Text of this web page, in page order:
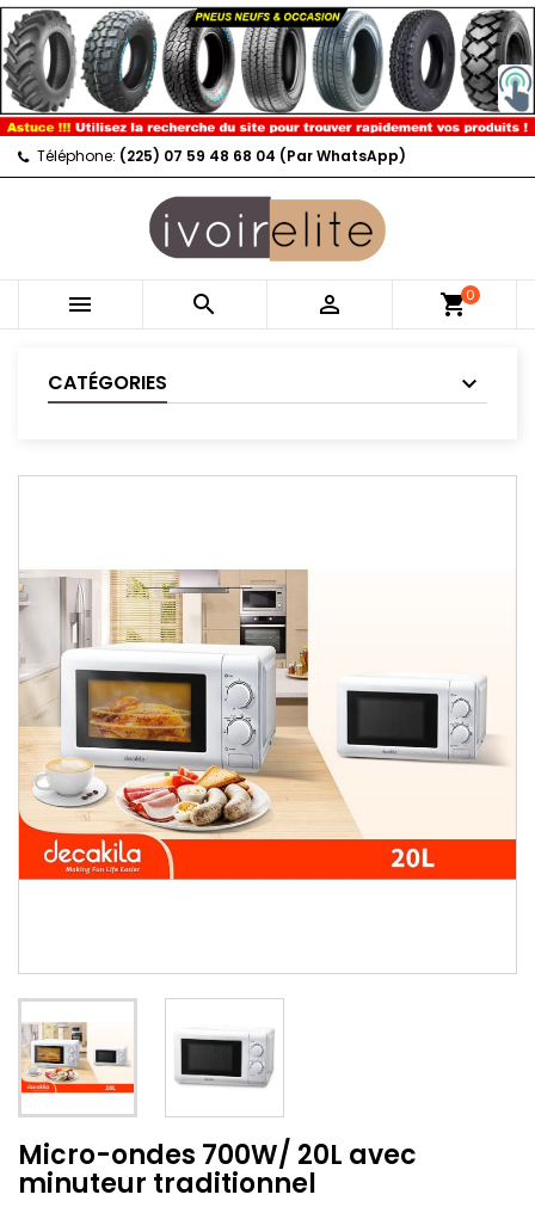
Téléphone: (225) 07 59 48 68 04 (Par WhatsApp)
   shopping_cart0
CATÉGORIES
Micro-ondes 700W/ 20L avec
minuteur traditionnel